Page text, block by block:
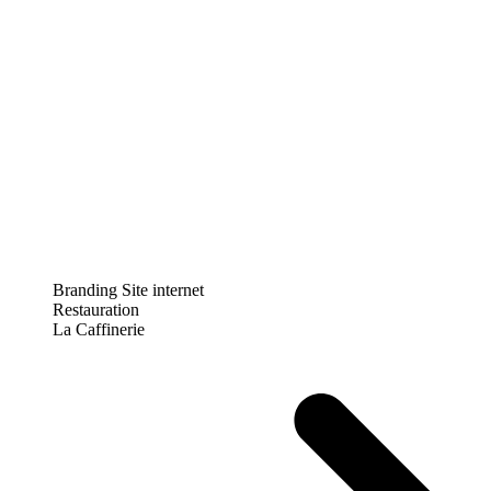
Branding Site internet
Restauration
La Caffinerie